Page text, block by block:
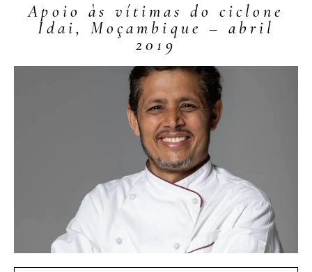
Apoio às vítimas do ciclone
Idai, Moçambique – abril
2019